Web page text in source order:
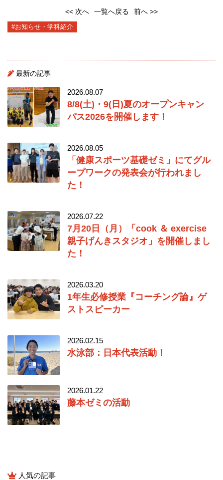
<< 次へ 一覧へ戻る 前へ >>
#お知らせ・学科紹介
最新の記事
2026.08.07
8/8(土)・9(日)夏のオープンキャン
パス2026を開催します！
2026.08.05
「健康スポーツ基礎ゼミ」にてグル
ープワークの発表会が行われまし
た！
2026.07.22
7月20日（月）「cook ＆ exercise
親子げんきスタジオ」を開催しまし
た！
2026.03.20
1年生必修授業『コーチング論』ゲ
ストスピーカー
2026.02.15
水泳部：日本代表活動！
2026.01.22
藤本ゼミの活動
人気の記事